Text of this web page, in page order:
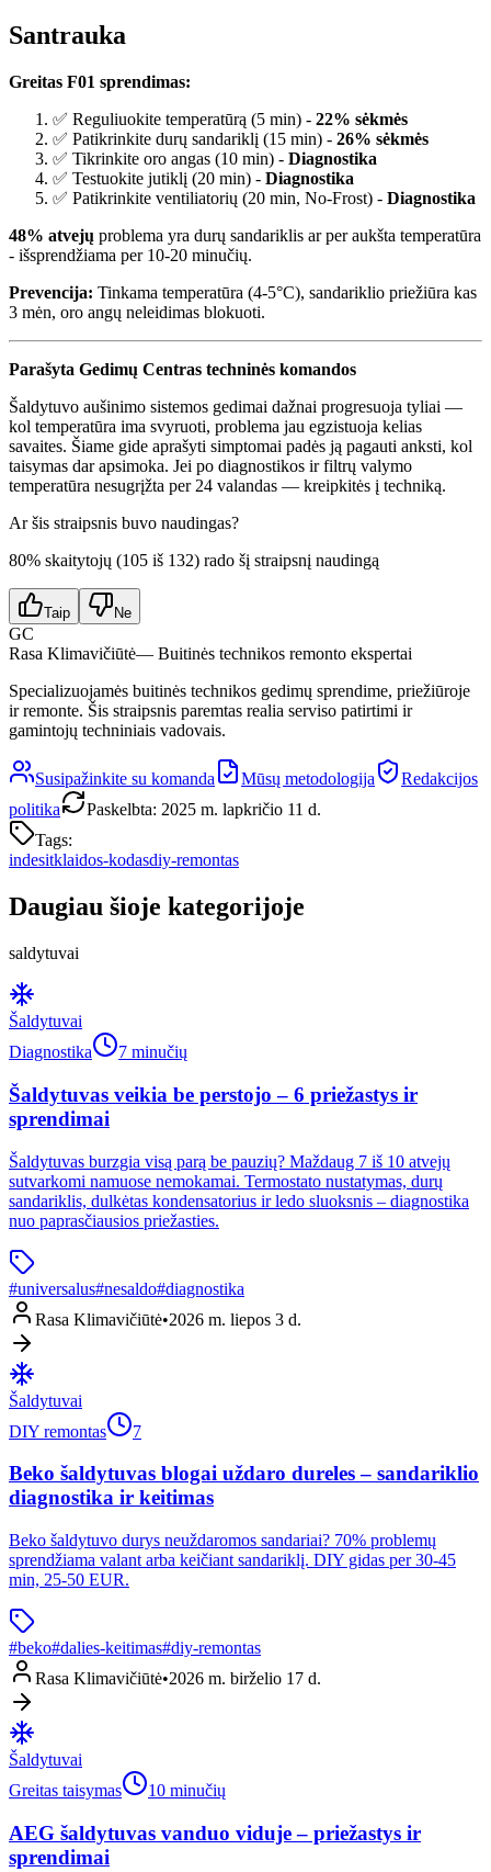
Santrauka
Greitas F01 sprendimas:
✅ Reguliuokite temperatūrą (5 min) - 22% sėkmės
✅ Patikrinkite durų sandariklį (15 min) - 26% sėkmės
✅ Tikrinkite oro angas (10 min) - Diagnostika
✅ Testuokite jutiklį (20 min) - Diagnostika
✅ Patikrinkite ventiliatorių (20 min, No-Frost) - Diagnostika
48% atvejų problema yra durų sandariklis ar per aukšta temperatūra
- išsprendžiama per 10-20 minučių.
Prevencija: Tinkama temperatūra (4-5°C), sandariklio priežiūra kas
3 mėn, oro angų neleidimas blokuoti.
Parašyta Gedimų Centras techninės komandos
Šaldytuvo aušinimo sistemos gedimai dažnai progresuoja tyliai —
kol temperatūra ima svyruoti, problema jau egzistuoja kelias
savaites. Šiame gide aprašyti simptomai padės ją pagauti anksti, kol
taisymas dar apsimoka. Jei po diagnostikos ir filtrų valymo
temperatūra nesugrįžta per 24 valandas — kreipkitės į techniką.
Ar šis straipsnis buvo naudingas?
80% skaitytojų (105 iš 132) rado šį straipsnį naudingą
Taip Ne
GC
Rasa Klimavičiūtė— Buitinės technikos remonto ekspertai
Specializuojamės buitinės technikos gedimų sprendime, priežiūroje
ir remonte. Šis straipsnis paremtas realia serviso patirtimi ir
gamintojų techniniais vadovais.
Susipažinkite su komanda Mūsų metodologija
Redakcijos
politika
Paskelbta: 2025 m. lapkričio 11 d.
Tags:
indesitklaidos-kodasdiy-remontas
Daugiau šioje kategorijoje
saldytuvai
Šaldytuvai
Diagnostika
7 minučių
Šaldytuvas veikia be perstojo – 6 priežastys ir
sprendimai
Šaldytuvas burzgia visą parą be pauzių? Maždaug 7 iš 10 atvejų
sutvarkomi namuose nemokamai. Termostato nustatymas, durų
sandariklis, dulkėtas kondensatorius ir ledo sluoksnis – diagnostika
nuo paprasčiausios priežasties.
#universalus#nesaldo#diagnostika
Rasa Klimavičiūtė•2026 m. liepos 3 d.
Šaldytuvai
DIY remontas
7
Beko šaldytuvas blogai uždaro dureles – sandariklio
diagnostika ir keitimas
Beko šaldytuvo durys neuždaromos sandariai? 70% problemų
sprendžiama valant arba keičiant sandariklį. DIY gidas per 30-45
min, 25-50 EUR.
#beko#dalies-keitimas#diy-remontas
Rasa Klimavičiūtė•2026 m. birželio 17 d.
Šaldytuvai
Greitas taisymas
10 minučių
AEG šaldytuvas vanduo viduje – priežastys ir
sprendimai